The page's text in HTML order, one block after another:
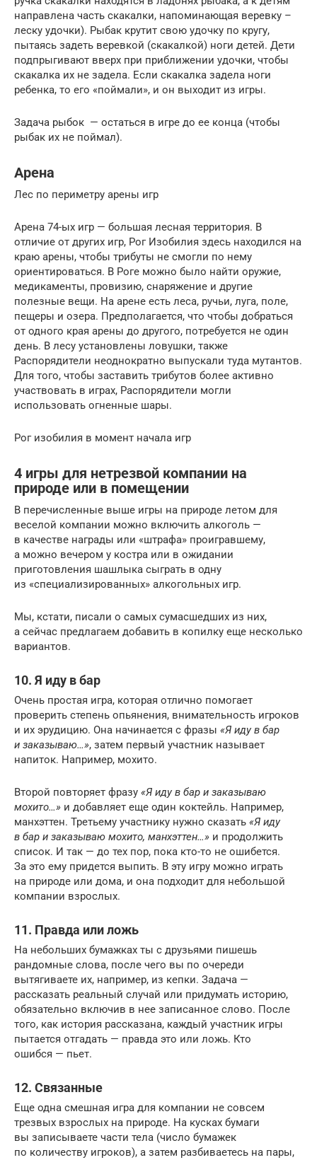
направлена часть скакалки, напоминающая веревку –
леску удочки). Рыбак крутит свою удочку по кругу,
пытаясь задеть веревкой (скакалкой) ноги детей. Дети
подпрыгивают вверх при приближении удочки, чтобы
скакалка их не задела. Если скакалка задела ноги
ребенка, то его «поймали», и он выходит из игры.
Задача рыбок — остаться в игре до ее конца (чтобы
рыбак их не поймал).
Арена
Лес по периметру арены игр
Арена 74-ых игр — большая лесная территория. В
отличие от других игр, Рог Изобилия здесь находился на
краю арены, чтобы трибуты не смогли по нему
ориентироваться. В Роге можно было найти оружие,
медикаменты, провизию, снаряжение и другие
полезные вещи. На арене есть леса, ручьи, луга, поле,
пещеры и озера. Предполагается, что чтобы добраться
от одного края арены до другого, потребуется не один
день. В лесу установлены ловушки, также
Распорядители неоднократно выпускали туда мутантов.
Для того, чтобы заставить трибутов более активно
участвовать в играх, Распорядители могли
использовать огненные шары.
Рог изобилия в момент начала игр
4 игры для нетрезвой компании на
природе или в помещении
В перечисленные выше игры на природе летом для
веселой компании можно включить алкоголь —
в качестве награды или «штрафа» проигравшему,
а можно вечером у костра или в ожидании
приготовления шашлыка сыграть в одну
из «специализированных» алкогольных игр.
Мы, кстати, писали о самых сумасшедших из них,
а сейчас предлагаем добавить в копилку еще несколько
вариантов.
10. Я иду в бар
Очень простая игра, которая отлично помогает
проверить степень опьянения, внимательность игроков
и их эрудицию. Она начинается с фразы «Я иду в бар
и заказываю…», затем первый участник называет
напиток. Например, мохито.
Второй повторяет фразу «Я иду в бар и заказываю
мохито…» и добавляет еще один коктейль. Например,
манхэттен. Третьему участнику нужно сказать «Я иду
в бар и заказываю мохито, манхэттен…» и продолжить
список. И так — до тех пор, пока кто-то не ошибется.
За это ему придется выпить. В эту игру можно играть
на природе или дома, и она подходит для небольшой
компании взрослых.
11. Правда или ложь
На небольших бумажках ты с друзьями пишешь
рандомные слова, после чего вы по очереди
вытягиваете их, например, из кепки. Задача —
рассказать реальный случай или придумать историю,
обязательно включив в нее записанное слово. После
того, как история рассказана, каждый участник игры
пытается отгадать — правда это или ложь. Кто
ошибся — пьет.
12. Связанные
Еще одна смешная игра для компании не совсем
трезвых взрослых на природе. На кусках бумаги
вы записываете части тела (число бумажек
по количеству игроков), а затем разбиваетесь на пары,